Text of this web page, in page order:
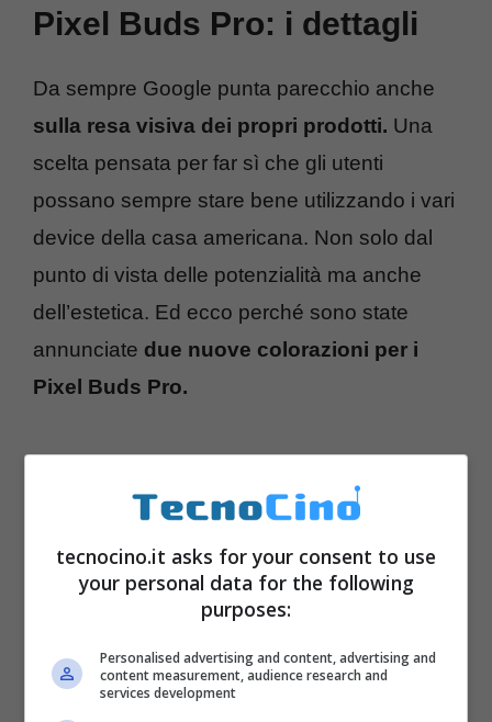
Pixel Buds Pro: i dettagli
Da sempre Google punta parecchio anche
sulla resa visiva dei propri prodotti. Una
scelta pensata per far sì che gli utenti
possano sempre stare bene utilizzando i vari
device della casa americana. Non solo dal
punto di vista delle potenzialità ma anche
dell’estetica. Ed ecco perché sono state
annunciate due nuove colorazioni per i
Pixel Buds Pro.
tecnocino.it asks for your consent to use
your personal data for the following
purposes:
Personalised advertising and content, advertising and
content measurement, audience research and
services development